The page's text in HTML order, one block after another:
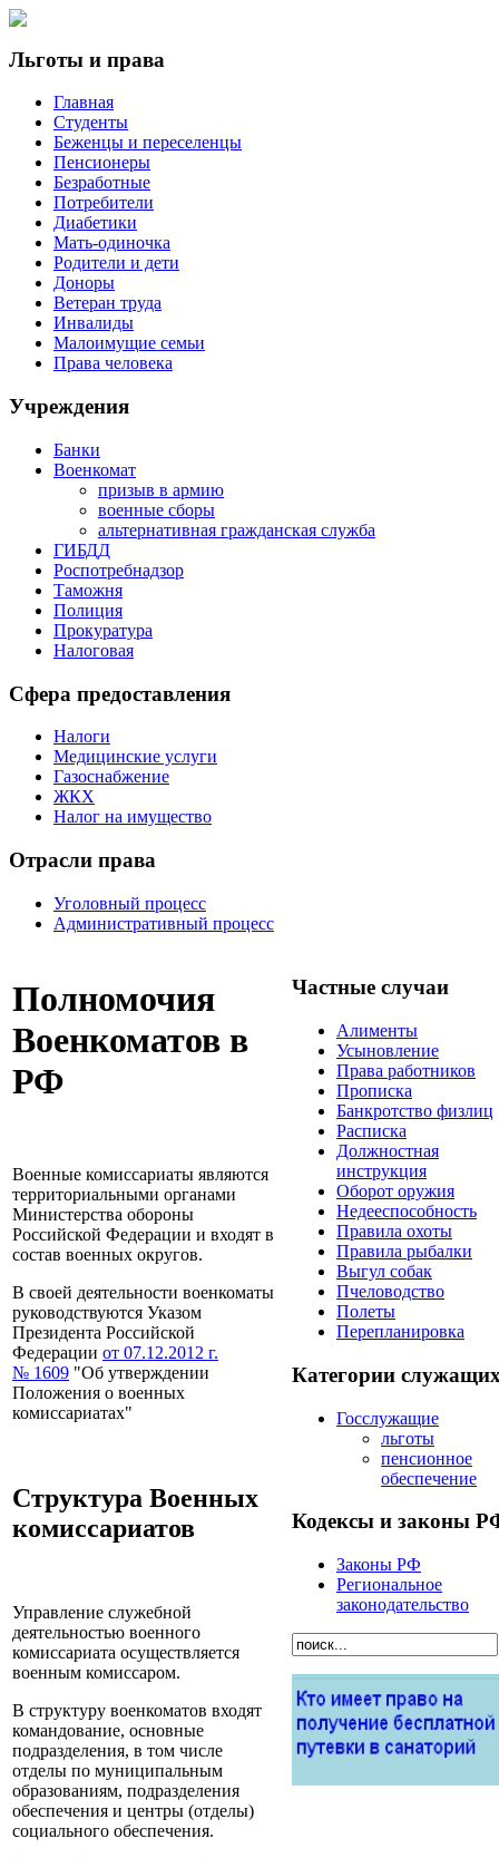
Льготы и права
Главная
Студенты
Беженцы и переселенцы
Пенсионеры
Безработные
Потребители
Диабетики
Мать-одиночка
Родители и дети
Доноры
Ветеран труда
Инвалиды
Малоимущие семьи
Права человека
Учреждения
Банки
Военкомат
призыв в армию
военные сборы
альтернативная гражданская служба
ГИБДД
Роспотребнадзор
Таможня
Полиция
Прокуратура
Налоговая
Сфера предоставления
Налоги
Медицинские услуги
Газоснабжение
ЖКХ
Налог на имущество
Отрасли права
Уголовный процесс
Административный процесс
Полномочия
Военкоматов в
РФ
Военные комиссариаты являются
территориальными органами
Министерства обороны
Российской Федерации и входят в
состав военных округов.
В своей деятельности военкоматы
руководствуются Указом
Президента Российской
Федерации от 07.12.2012 г.
№ 1609 "Об утверждении
Положения о военных
комиссариатах"
Структура Военных
комиссариатов
Управление служебной
деятельностью военного
комиссариата осуществляется
военным комиссаром.
В структуру военкоматов входят
командование, основные
подразделения, в том числе
отделы по муниципальным
образованиям, подразделения
обеспечения и центры (отделы)
социального обеспечения.
Частные случаи
Алименты
Усыновление
Права работников
Прописка
Банкротство физлиц
Расписка
Должностная
инструкция
Оборот оружия
Недееспособность
Правила охоты
Правила рыбалки
Выгул собак
Пчеловодство
Полеты
Перепланировка
Категории
Госслужащие
льготы
пенсионное
обеспечение
Кодексы и законы
Законы РФ
Региональное
законодательство